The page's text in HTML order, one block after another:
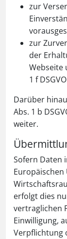
zur
zur
der
Webseite
1 f DSGVO
Darüber
Abs. 1 b
weiter.
Sofern Daten
Europäischen
erfolgt dies
vertraglichen
Einwilligung,
Verpflichtung